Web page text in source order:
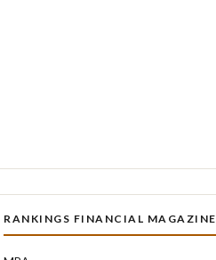
RANKINGS FINANCIAL MAGAZINE